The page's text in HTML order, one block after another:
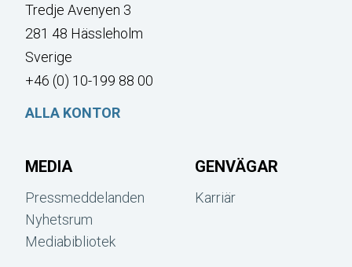
Tredje Avenyen 3
281 48 Hässleholm
Sverige
+46 (0) 10-199 88 00
ALLA KONTOR
MEDIA
Pressmeddelanden
Nyhetsrum
Mediabibliotek
GENVÄGAR
Karriär